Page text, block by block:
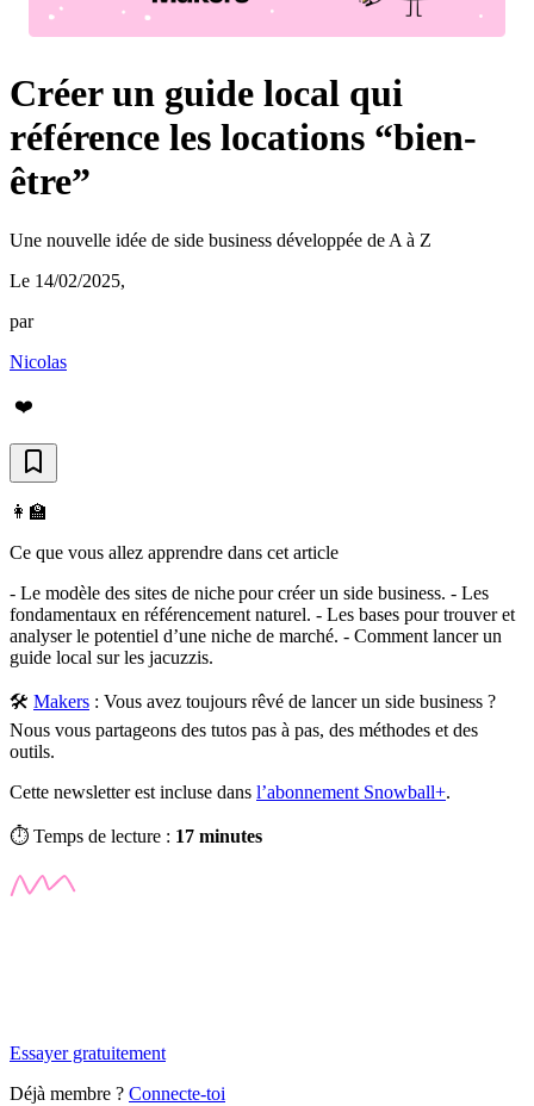
Créer un guide local qui
référence les locations “bien-
être”
Une nouvelle idée de side business développée de A à Z
Le 14/02/2025,
par
Nicolas
❤️
👩‍🏫
Ce que vous allez apprendre dans cet article
- Le modèle des sites de niche pour créer un side business. - Les
fondamentaux en référencement naturel. - Les bases pour trouver et
analyser le potentiel d’une niche de marché. - Comment lancer un
guide local sur les jacuzzis.
🛠️ Makers : Vous avez toujours rêvé de lancer un side business ?
Nous vous partageons des tutos pas à pas, des méthodes et des
outils.
Cette newsletter est incluse dans l’abonnement Snowball+.
⏱️ Temps de lecture : 17 minutes
Essayer gratuitement
Déjà membre ? Connecte-toi